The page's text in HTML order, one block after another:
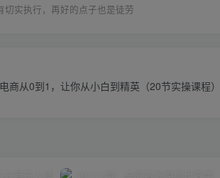
切实执行，再好的点子也是徒劳
商从0到1，让你从小白到精英（20节实操课程）